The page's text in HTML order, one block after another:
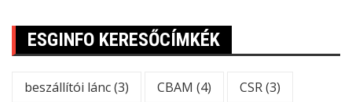
ESGINFO KERESŐCÍMKÉK
beszállítói lánc(3) CBAM (4) CSR(3)